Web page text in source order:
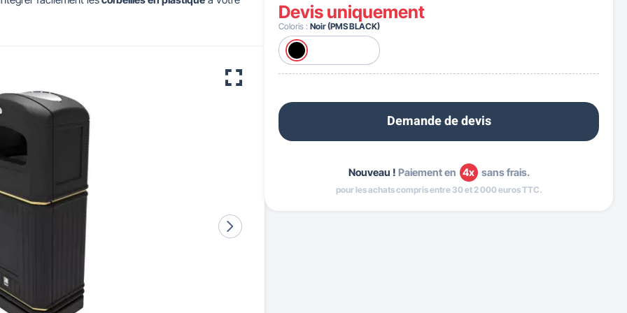
Accessibilité PMR
Devis uniquement
Coloris :Noir (PMS BLACK)
Demande de devis
Nouveau ! Paiement en 4x sans frais.
pour les achats compris entre 30 et 2 000 euros TTC.